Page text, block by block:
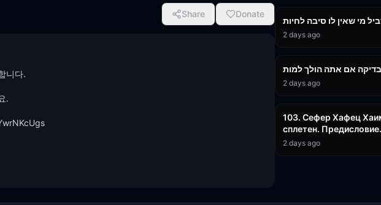
Share Donate
니다.
.
מי שאין לו סיבה לחיות
2 days ago
2 days ago
103. Сефер Хафец
сплетен.
2 days ago